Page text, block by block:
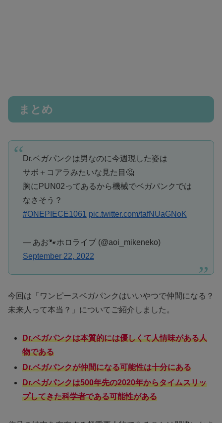
まとめ
Dr.ベガパンクは男なのに今週現した姿は
サボ＋コアラみたいな見た目🤔
胸にPUN02ってあるから機械でベガパンクでは
なさそう？
#ONEPIECE1061 pic.twitter.com/tafNUaGNoK
— あお🐾ホロライブ (@aoi_mikeneko)
September 22, 2022
今回は「ワンピースベガパンクはいいやつで仲間になる？
未来人って本当？」についてご紹介しました。
Dr.ベガパンクは本質的には優しくて人情味がある人
物である
Dr.ベガパンクが仲間になる可能性は十分にある
Dr.ベガパンクは500年先の2020年からタイムスリッ
プしてきた科学者である可能性がある